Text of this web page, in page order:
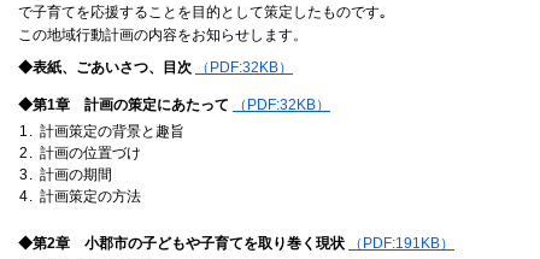
で子育てを応援することを目的として策定したものです｡
この地域行動計画の内容をお知らせします。
◆表紙、ごあいさつ、目次
（PDF:32KB）
◆第1章 計画の策定にあたって
（PDF:32KB）
計画策定の背景と趣旨
計画の位置づけ
計画の期間
計画策定の方法
◆第2章 小郡市の子どもや子育てを取り巻く現状
（PDF:191KB）